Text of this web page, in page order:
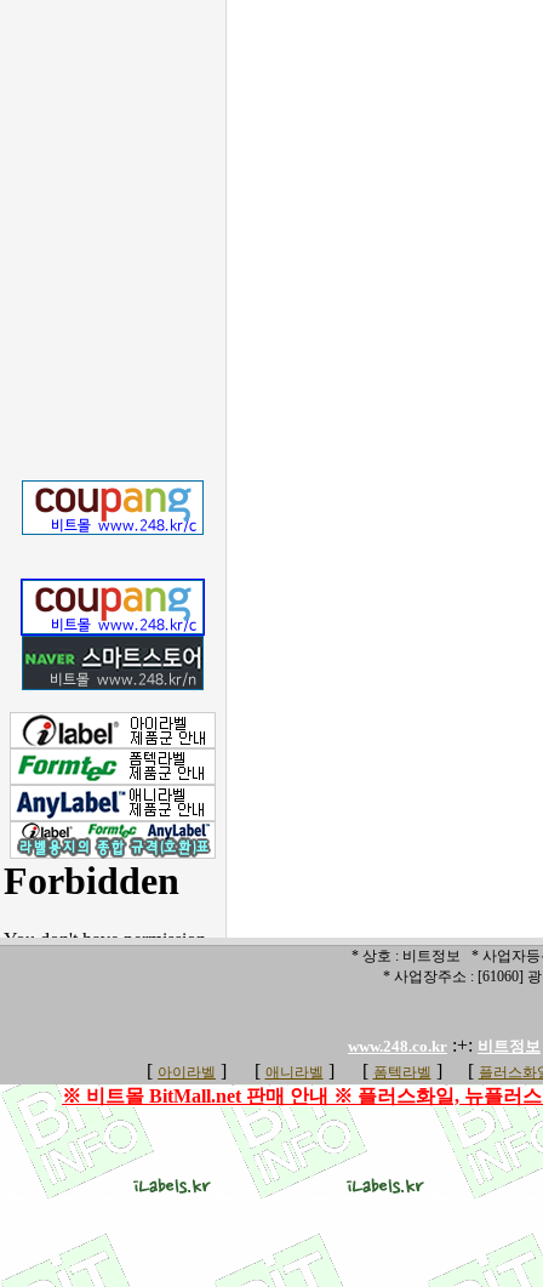
* 상호 : 비트정보 * 사업자등
* 사업장주소 : [61060]
www.248.co.kr :+: 비트정보
[ 아이라벨 ] [ 애니라벨 ] [ 폼텍라벨 ] [ 플러스화
※ 비트몰 BitMall.net 판매 안내 ※ 플러스화일, 뉴플러